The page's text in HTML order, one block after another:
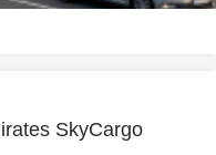
SkyCargo